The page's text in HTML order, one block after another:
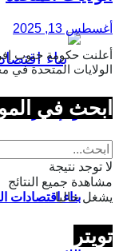
بناء اقتصادات
أغسطس 13, 2025
أعلنت حكومة جنوب
الولايات المتحدة في
ابحث في
لا توجد نتيجة
مشاهدة جميع النتائج
يشغل حاليا
تويتر